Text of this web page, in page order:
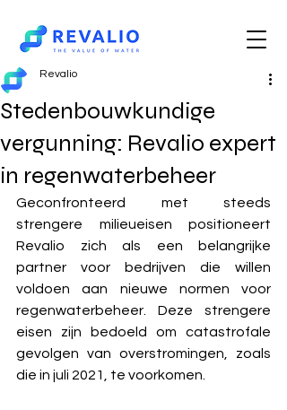
Stedenbouwkundige
vergunning: Revalio expert
in regenwaterbeheer
Revalio
Geconfronteerd met steeds
strengere milieueisen positioneert
Revalio zich als een belangrijke
partner voor bedrijven die willen
voldoen aan nieuwe normen voor
regenwaterbeheer. Deze strengere
eisen zijn bedoeld om catastrofale
gevolgen van overstromingen, zoals
die in juli 2021, te voorkomen.